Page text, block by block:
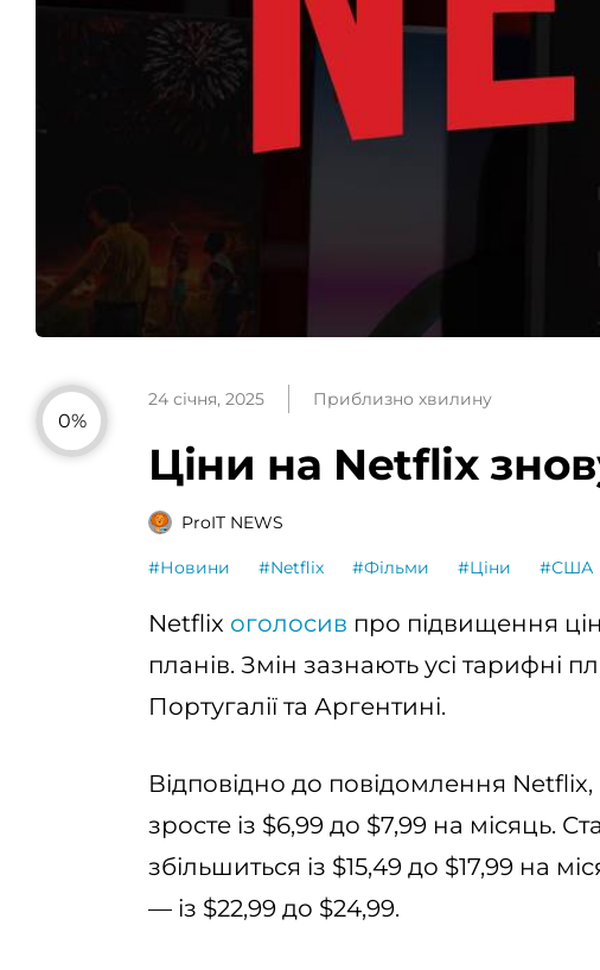
0%
24 січня, 2025 Приблизно хвилину
Ціни на Netflix
ProIT NEWS
#Новини #Netflix #Фільми #Ціни #США
Netflix оголосив про підвищення
планів. Змін зазнають усі тарифні
Португалії та Аргентині.
Відповідно до повідомлення
зросте із $6,99 до $7,99 на місяць.
збільшиться із $15,49 до $17,99 на
— із $22,99 до $24,99.